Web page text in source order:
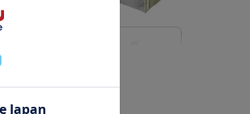
えておりますので、ぜひまた
っと見る ▽